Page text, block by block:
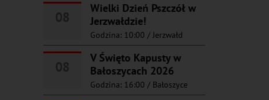
Wielki Dzień Pszczół w
Jerzwałdzie!
Godzina: 10:00 /Jerzwałd
V Święto Kapusty w
Bałoszycach 2026
Godzina: 16:00 / Bałoszyce